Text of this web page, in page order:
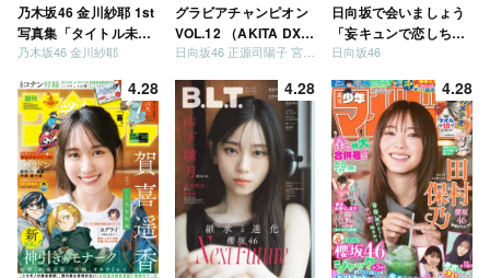
乃木坂46 金川紗耶 1st
写真集「タイトル未
定」
乃木坂46 金川紗耶
グラビアチャンピオン
VOL.12 （AKITA DXシ
リーズ）
日向坂46 正源司陽子 宮地すみれ
日向坂で会いましょう
「妄キュンで恋しちゃ
いましょう」「どっち
う」「ご褒美でロケし
ましょう」「フレンド
リーになりましょう」
「笑って卒業を祝いま
しょう」 [Blu-ray]
日向坂46
4.28 4.28 4.28